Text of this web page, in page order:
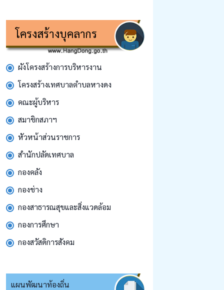
โครงสร้างบุคลากร
ผังโครงสร้างการบริหารงาน
โครงสร้างเทศบาลตำบลหางดง
คณะผู้บริหาร
สมาชิกสภาฯ
หัวหน้าส่วนราชการ
สํานักปลัดเทศบาล
กองคลัง
กองช่าง
กองสาธารณสุขและสิ่งแวดล้อม
กองการศึกษา
กองสวัสดิการสังคม
แผนพัฒนาท้องถิ่น